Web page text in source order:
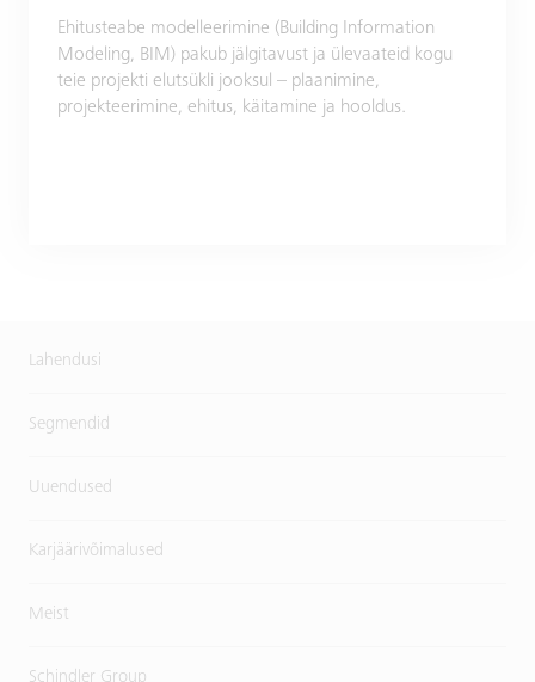
Ehitusteabe modelleerimine (Building Information
Modeling, BIM) pakub jälgitavust ja ülevaateid kogu
teie projekti elutsükli jooksul – plaanimine,
projekteerimine, ehitus, käitamine ja hooldus.
Lahendusi
Segmendid
Uuendused
Karjäärivõimalused
Meist
Schindler Group